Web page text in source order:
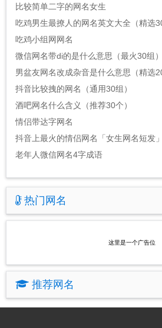
比较简单二字的网名女生
吃鸡男生最撩人的网名英文大全（精选
吃鸡小组网网名
微信网名带di的是什么意思（最火30组）
男盆友网名改成杂音是什么意思（精选
抖音比较拽的网名（通用30组）
酒吧网名什么含义（推荐30个）
情侣带达字网名
抖音上最火的情侣网名「女生网名短发」
老年人微信网名4字成语
热门网名
这里是一个广告位
推荐网名